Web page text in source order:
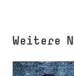
Weitere